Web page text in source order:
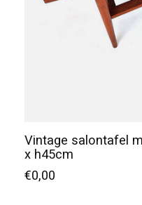
Vintage salontafel
x h45cm
€0,00